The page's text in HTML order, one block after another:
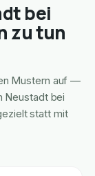
bei
zu tun
Mustern auf —
Neustadt bei
statt mit